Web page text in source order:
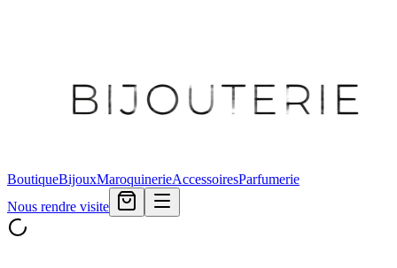
BoutiqueBijouxMaroquinerieAccessoiresParfumerie
Nous rendre visite